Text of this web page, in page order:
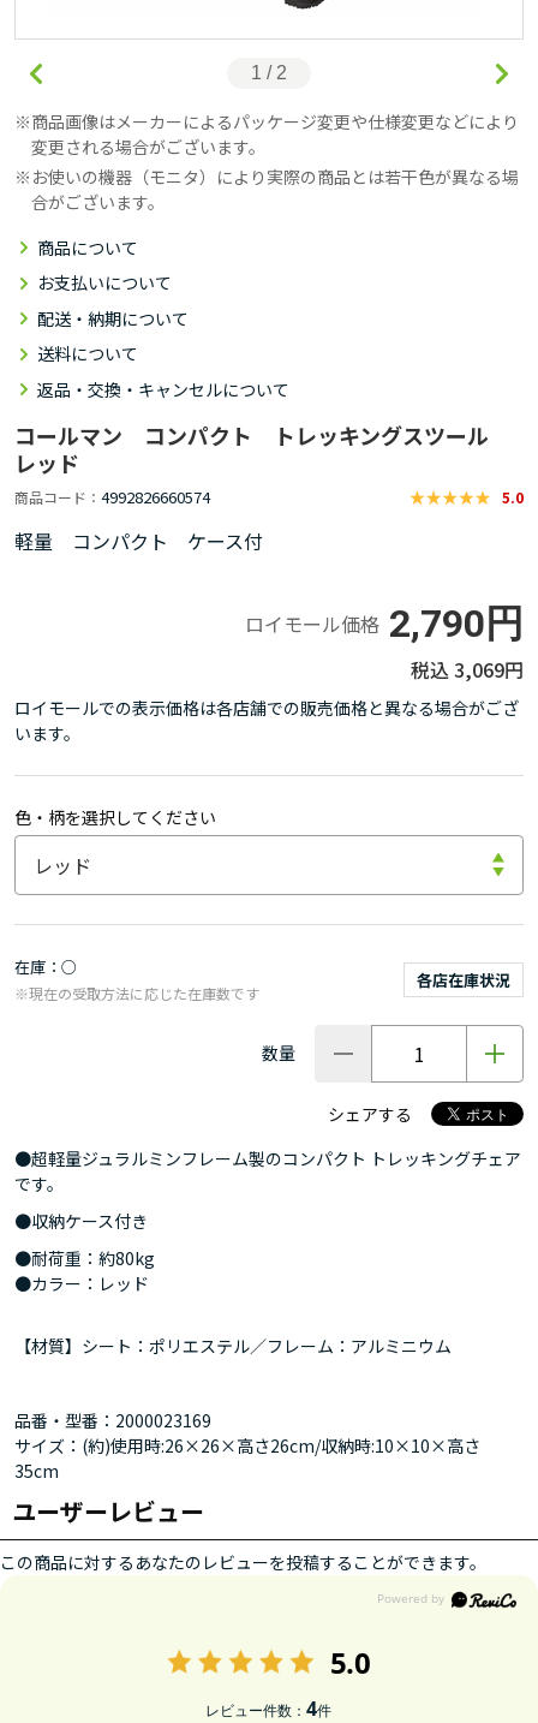
1 / 2
商品画像はメーカーによるパッケージ変更や仕様変更などにより
変更される場合がございます。
お使いの機器（モニタ）により実際の商品とは若干色が異なる場
合がございます。
商品について
お支払いについて
配送・納期について
送料について
返品・交換・キャンセルについて
コールマン コンパクト トレッキングスツール
レッド
商品コード 4992826660574 5.0
軽量 コンパクト ケース付
ロイモール価格 2,790円
3,069円
ロイモールでの表示価格は各店舗での販売価格と異なる場合がござ
います。
色・柄を選択してください
在庫 ○
各店在庫状況
※現在の受取方法に応じた在庫数です
数量
シェアする
●超軽量ジュラルミンフレーム製のコンパクト トレッキングチェア
です。
●収納ケース付き
●耐荷重：約80kg
●カラー：レッド
【材質】シート：ポリエステル／フレーム：アルミニウム
品番・型番：2000023169
サイズ：(約)使用時:26×26×高さ26cm/収納時:10×10×高さ
35cm
ユーザーレビュー
この商品に対するあなたのレビューを投稿することができます。
5.0
レビュー件数：4件